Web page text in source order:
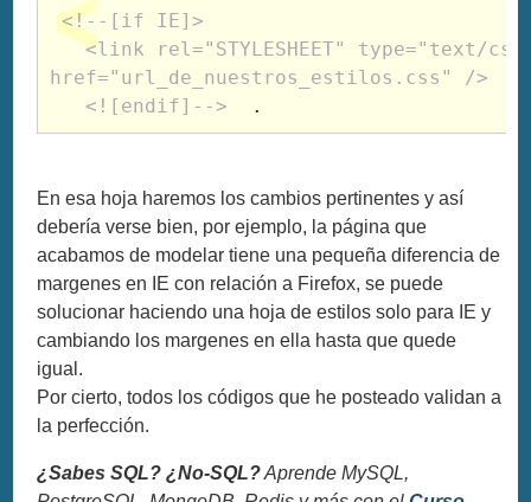
<!--[if IE]>
   <link rel="STYLESHEET" type="text/css"
href="url_de_nuestros_estilos.css" />
   <![endif]-->
  .
En esa hoja haremos los cambios pertinentes y así
debería verse bien, por ejemplo, la página que
acabamos de modelar tiene una pequeña diferencia de
margenes en IE con relación a Firefox, se puede
solucionar haciendo una hoja de estilos solo para IE y
cambiando los margenes en ella hasta que quede
igual.
Por cierto, todos los códigos que he posteado validan a
la perfección.
¿Sabes SQL? ¿No-SQL?Aprende MySQL,